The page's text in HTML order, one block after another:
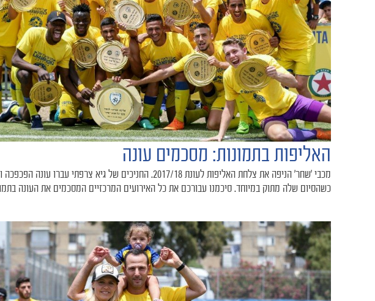
האליפות בתמונות: מסכמים עונה
מכבי ׳שחר׳ הניפה את צלחת האליפות לעונת 2017/18. החניכים של גיא צרפתי עברו עונה
כשהסיום שלה מתוק במיוחד. סיכמנו עבורכם את כל האירועים המרכזיים המסכמים את העונה